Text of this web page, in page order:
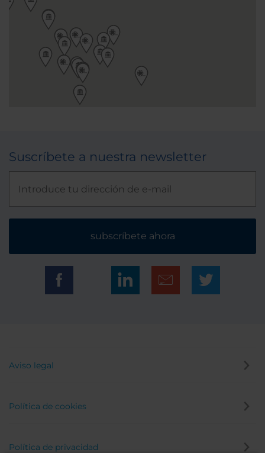
Suscríbete a nuestra newsletter
subscríbete ahora
Aviso legal
Política de cookies
Política de privacidad